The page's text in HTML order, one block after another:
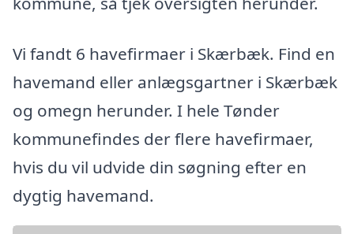
Vi fandt 6 havefirmaer i Skærbæk. Find en
havemand eller anlægsgartner i Skærbæk
og omegn herunder. I hele Tønder
kommunefindes der flere havefirmaer,
hvis du vil udvide din søgning efter en
dygtig havemand.